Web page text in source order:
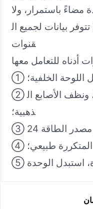
باستمرار، ولا
بيانات لجميع ال
قنوات
الخلفية؛
② أعد إدخال الوحدة وأعد وضعها، ونظف الأصابع ال
ذهبية؛
طبيعي؛